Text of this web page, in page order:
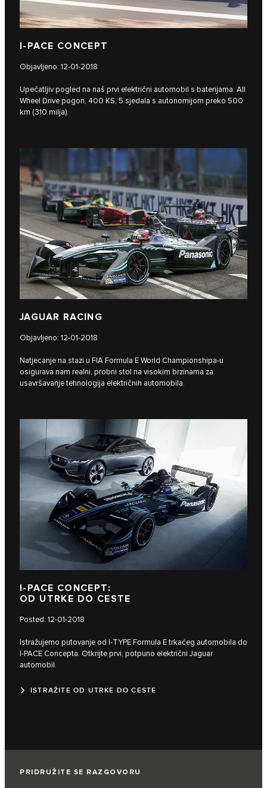
I‑PACE CONCEPT
Objavljeno: 12-01-2018
Upečatljiv pogled na naš prvi električni automobil s baterijama. All
Wheel Drive pogon, 400 KS, 5 sjedala s autonomijom preko 500
km (310 milja).
JAGUAR RACING
Objavljeno: 12-01-2018
Natjecanje na stazi u FIA Formula E World Championshipa-u
osigurava nam realni, probni stol na visokim brzinama za
usavršavanje tehnologija električnih automobila.
I‑PACE CONCEPT:
OD UTRKE DO CESTE
Posted: 12-01-2018
Istražujemo putovanje od I‑TYPE Formula E trkaćeg automobila do
I‑PACE Concepta. Otkrijte prvi, potpuno električni Jaguar
automobil.
ISTRAŽITE OD UTRKE DO CESTE
PRIDRUŽITE SE RAZGOVORU